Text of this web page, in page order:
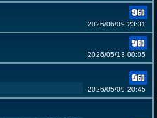
2026/06/09 23:31
2026/05/13 00:05
2026/05/09 20:45